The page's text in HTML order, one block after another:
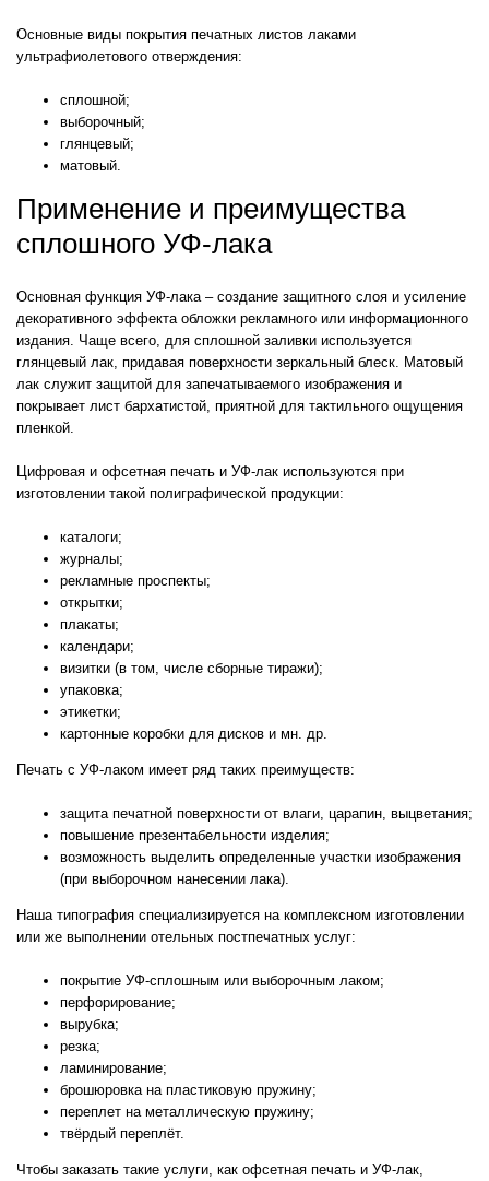
Основные виды покрытия печатных листов лаками
ультрафиолетового отверждения:
сплошной;
выборочный;
глянцевый;
матовый.
Применение и преимущества
сплошного УФ-лака
Основная функция УФ-лака – создание защитного слоя и усиление
декоративного эффекта обложки рекламного или информационного
издания. Чаще всего, для сплошной заливки используется
глянцевый лак, придавая поверхности зеркальный блеск. Матовый
лак служит защитой для запечатываемого изображения и
покрывает лист бархатистой, приятной для тактильного ощущения
пленкой.
Цифровая и офсетная печать и УФ-лак используются при
изготовлении такой полиграфической продукции:
каталоги;
журналы;
рекламные проспекты;
открытки;
плакаты;
календари;
визитки (в том, числе сборные тиражи);
упаковка;
этикетки;
картонные коробки для дисков и мн. др.
Печать с УФ-лаком имеет ряд таких преимуществ:
защита печатной поверхности от влаги, царапин, выцветания;
повышение презентабельности изделия;
возможность выделить определенные участки изображения
(при выборочном нанесении лака).
Наша типография специализируется на комплексном изготовлении
или же выполнении отельных постпечатных услуг:
покрытие УФ-сплошным или выборочным лаком;
перфорирование;
вырубка;
резка;
ламинирование;
брошюровка на пластиковую пружину;
переплет на металлическую пружину;
твёрдый переплёт.
Чтобы заказать такие услуги, как офсетная печать и УФ-лак,